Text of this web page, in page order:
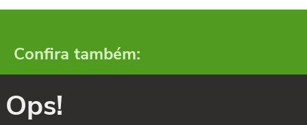
Confira também:
Ops!